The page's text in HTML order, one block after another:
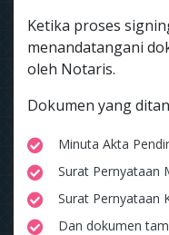
Ketika proses
menandatangani
oleh Notaris.
Dokumen yang
Minuta Akta
Surat Pernyataan
Surat Pernyataan
Dan dokumen